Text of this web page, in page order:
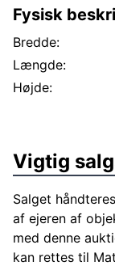
Fysisk
Bredde:
Længde:
Højde:
Vigtig
Salget
af ejeren af
med denne
kan rettes til